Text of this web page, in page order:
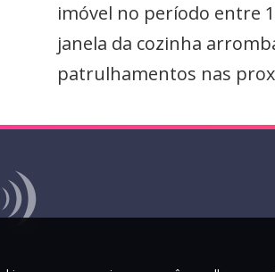
imóvel no período entre
janela da cozinha
patrulhamentos nas